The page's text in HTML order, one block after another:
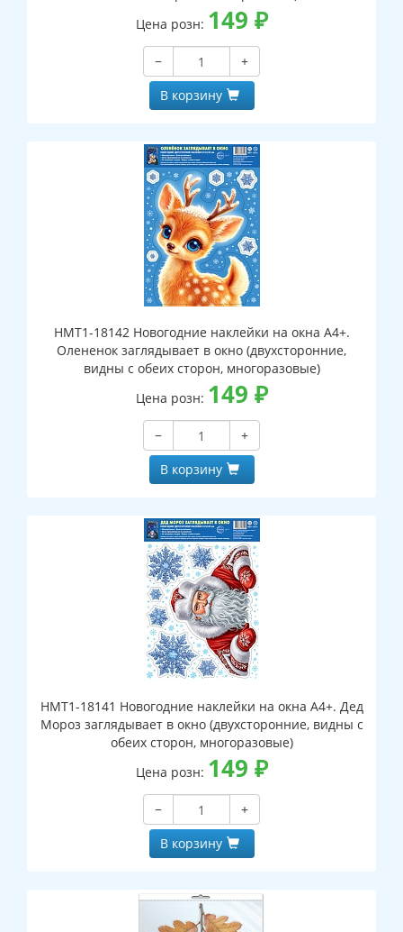
Цена розн: 149 ₽
−
+
В корзину
НМТ1-18142 Новогодние наклейки на окна А4+.
Олененок заглядывает в окно (двухсторонние,
видны с обеих сторон, многоразовые)
Цена розн: 149 ₽
−
+
В корзину
НМТ1-18141 Новогодние наклейки на окна А4+. Дед
Мороз заглядывает в окно (двухсторонние, видны с
обеих сторон, многоразовые)
Цена розн: 149 ₽
−
+
В корзину